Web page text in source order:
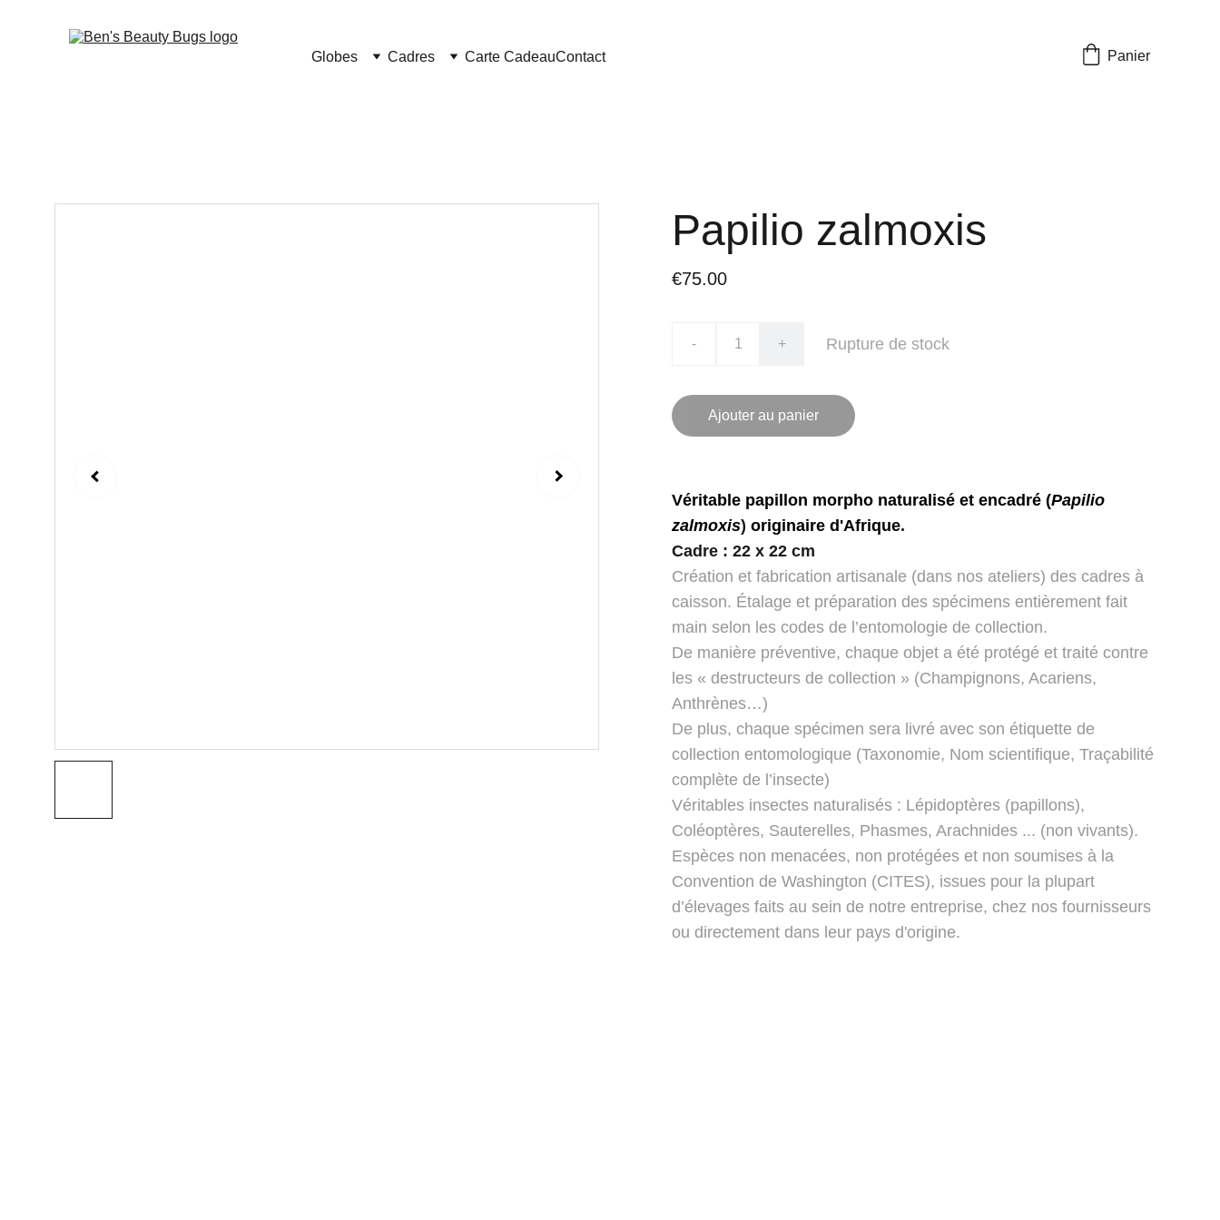
Globes Cadres Carte CadeauContact Panier
Papilio zalmoxis
€75.00
- + Rupture de stock
Ajouter au panier
Véritable papillon morpho naturalisé et encadré (Papilio
zalmoxis) originaire d'Afrique.
Cadre : 22 x 22 cm
Création et fabrication artisanale (dans nos ateliers) des cadres à
caisson. Étalage et préparation des spécimens entièrement fait
main selon les codes de l’entomologie de collection.
De manière préventive, chaque objet a été protégé et traité contre
les « destructeurs de collection » (Champignons, Acariens,
Anthrènes…)
De plus, chaque spécimen sera livré avec son étiquette de
collection entomologique (Taxonomie, Nom scientifique, Traçabilité
complète de l’insecte)
Véritables insectes naturalisés : Lépidoptères (papillons),
Coléoptères, Sauterelles, Phasmes, Arachnides ... (non vivants).
Espèces non menacées, non protégées et non soumises à la
Convention de Washington (CITES), issues pour la plupart
d’élevages faits au sein de notre entreprise, chez nos fournisseurs
ou directement dans leur pays d'origine.